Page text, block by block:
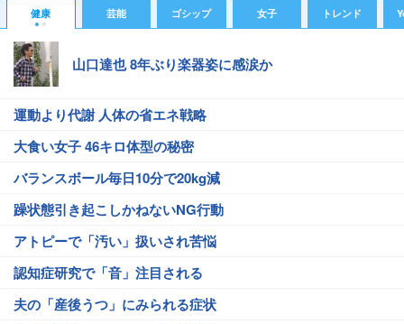
健康 芸能 ゴシップ 女子 トレンド
山口達也 8年ぶり楽器姿に感涙か
運動より代謝 人体の省エネ戦略
大食い女子 46キロ体型の秘密
バランスボール毎日10分で20kg減
躁状態引き起こしかねないNG行動
アトピーで「汚い」扱いされ苦悩
認知症研究で「音」注目される
夫の「産後うつ」にみられる症状